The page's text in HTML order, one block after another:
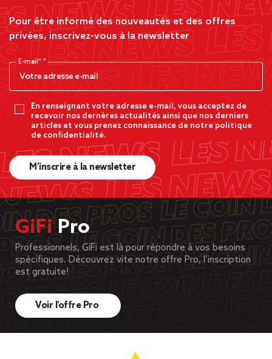
Pour être informé des nouveautés et des offres
privées, inscrivez-vous à la newsletter
E-mail*
En renseignant votre adresse e-mail, vous acceptez de
recevoir nos dernères actualités ainsi que nos derniers
articles et vous prenez connaissance de notre politique
de confidentialité.
M’inscrire à la newsletter
GiFiPro
Professionnels, GiFi est là pour répondre à vos besoins
spécifiques. Découvrez vite notre offre Pro, l’inscription
est gratuite!
Voir l’offre Pro